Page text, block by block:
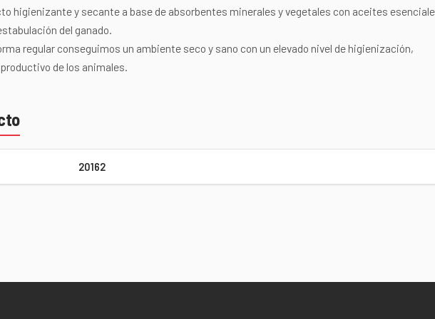
higienizante y secante a base de absorbentes minerales y vegetales con aceites
del ganado.
regular conseguimos un ambiente seco y sano con un elevado nivel de higienización,
de los animales.
20162